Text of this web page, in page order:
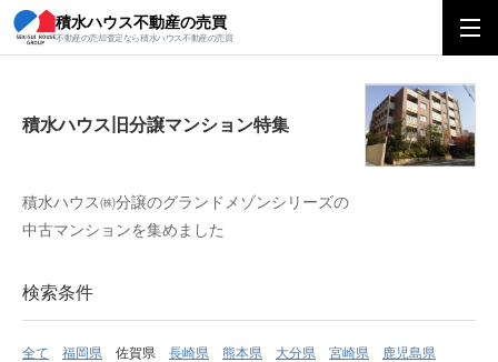
積水ハウス不動産の売買
不動産の売却査定なら積水ハウス不動産の売買
積水ハウス旧分譲マンション特集
積水ハウス旧分譲マンション特集
積水ハウス㈱分譲のグランドメゾンシリーズの
中古マンションを集めました
検索条件
全て 福岡県 佐賀県 長崎県 熊本県 大分県 宮崎県 鹿児島県